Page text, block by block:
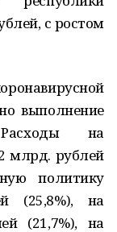
с ростом
выполнение
Расходы на
млрд. рублей
политику
(25,8%), на
(21,7%), на